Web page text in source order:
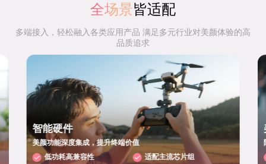
全场景皆适配
多端接入，轻松融入各类应用产品 满足多元行业对美颜体验的高
品质追求
智能硬件
美颜功能深度集成，提升终端价值
低功耗高兼容性
适配主流芯片组